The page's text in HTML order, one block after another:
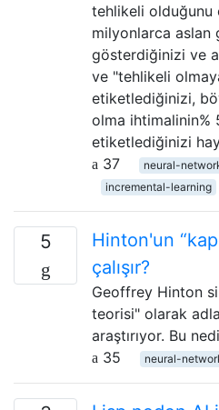
tehlikeli olduğunu
milyonlarca aslan
gösterdiğinizi ve
ve "tehlikeli
etiketlediğinizi,
olma ihtimalinin%
etiketlediğinizi
37
neural-
incremental-learning
5
Hinton'un
çalışır?
Geoffrey Hinton
teorisi" olarak
araştırıyor. Bu
35
neural-